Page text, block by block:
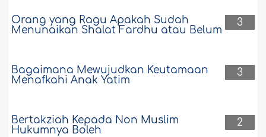
3
Orang yang Ragu Apakah Sudah
Menunaikan Shalat Fardhu atau Belum
3
Bagaimana Mewujudkan Keutamaan
Menafkahi Anak Yatim
2
Bertakziah Kepada Non Muslim
Hukumnya Boleh